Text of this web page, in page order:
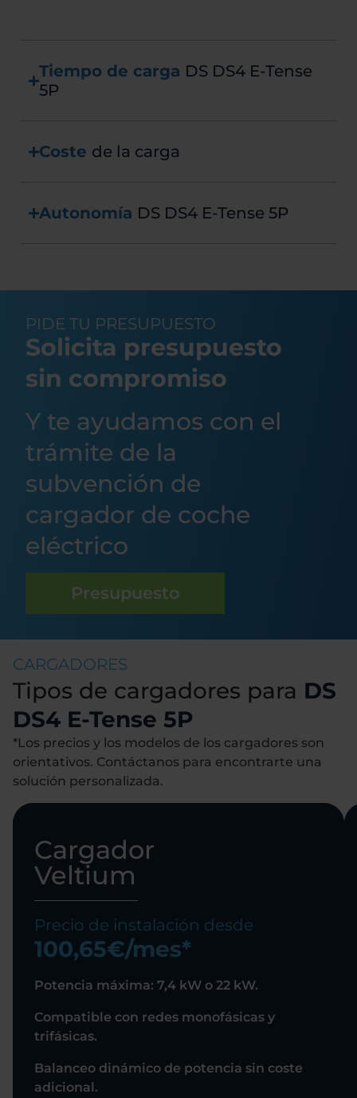
Tiempo de carga DS DS4 E-Tense
5P
Coste de la carga
Autonomía DS DS4 E-Tense 5P
PIDE TU PRESUPUESTO
Solicita presupuesto
sin compromiso
Y te ayudamos con el
trámite de la
subvención de
cargador de coche
eléctrico
Presupuesto
CARGADORES
Tipos de cargadores para DS
DS4 E-Tense 5P
*Los precios y los modelos de los cargadores son
orientativos. Contáctanos para encontrarte una
solución personalizada.
Cargador
Veltium
Precio de instalación desde
100,65€/mes*
Potencia máxima: 7,4 kW o 22 kW.
Compatible con redes monofásicas y
trifásicas.
Balanceo dinámico de potencia sin coste
adicional.